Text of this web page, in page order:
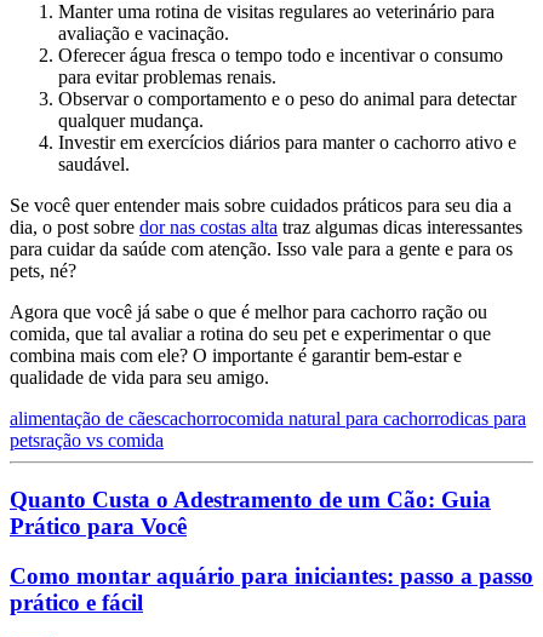
Manter uma rotina de visitas regulares ao veterinário para
avaliação e vacinação.
Oferecer água fresca o tempo todo e incentivar o consumo
para evitar problemas renais.
Observar o comportamento e o peso do animal para detectar
qualquer mudança.
Investir em exercícios diários para manter o cachorro ativo e
saudável.
Se você quer entender mais sobre cuidados práticos para seu dia a
dia, o post sobre dor nas costas alta traz algumas dicas interessantes
para cuidar da saúde com atenção. Isso vale para a gente e para os
pets, né?
Agora que você já sabe o que é melhor para cachorro ração ou
comida, que tal avaliar a rotina do seu pet e experimentar o que
combina mais com ele? O importante é garantir bem-estar e
qualidade de vida para seu amigo.
alimentação de cãescachorrocomida natural para cachorrodicas para
petsração vs comida
Quanto Custa o Adestramento de um Cão: Guia
Prático para Você
Como montar aquário para iniciantes: passo a passo
prático e fácil